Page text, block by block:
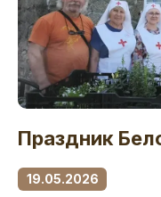
Праздник
19.05.2026